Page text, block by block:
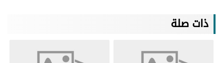
ذات صلة